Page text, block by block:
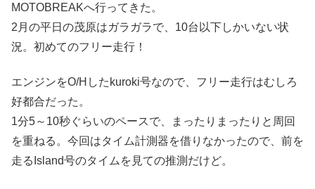
MOTOBREAKへ行ってきた。
2月の平日の茂原はガラガラで、10台以下しかいない状
況。初めてのフリー走行！
エンジンをO/Hしたkuroki号なので、フリー走行はむしろ
好都合だった。
1分5～10秒ぐらいのペースで、まったりまったりと周回
を重ねる。今回はタイム計測器を借りなかったので、前を
走るIsland号のタイムを見ての推測だけど。